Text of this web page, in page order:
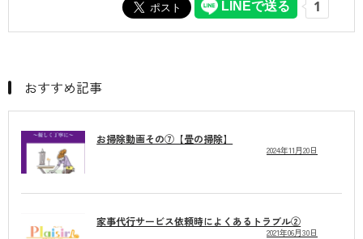
おすすめ記事
お掃除動画その⑦【畳の掃除】
2024年11月20日
家事代行サービス依頼時によくあるトラブル②
2021年06月30日